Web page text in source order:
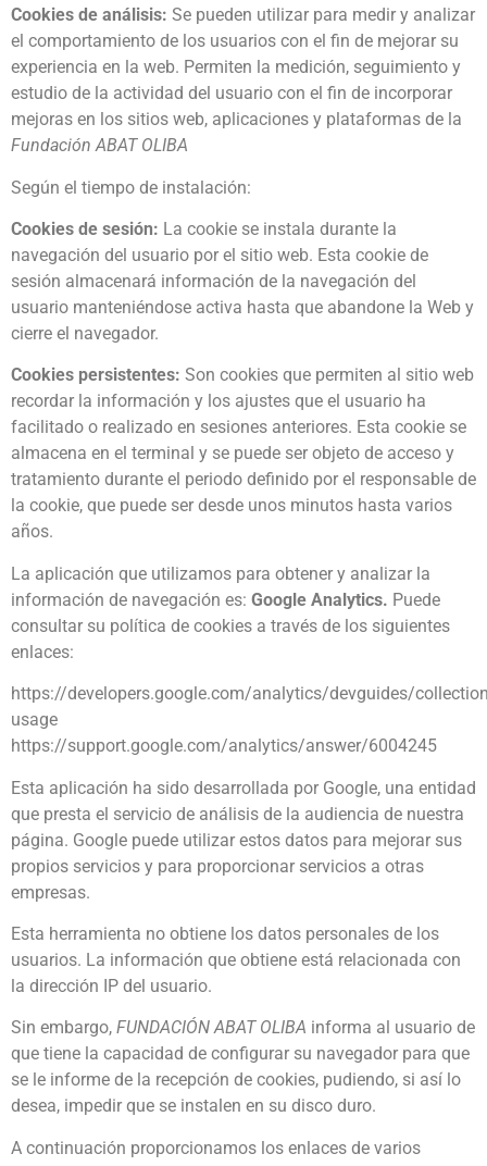
Cookies de análisis: Se pueden utilizar para medir y analizar
el comportamiento de los usuarios con el fin de mejorar su
experiencia en la web. Permiten la medición, seguimiento y
estudio de la actividad del usuario con el fin de incorporar
mejoras en los sitios web, aplicaciones y plataformas de la
Fundación ABAT OLIBA
Según el tiempo de instalación:
Cookies de sesión: La cookie se instala durante la
navegación del usuario por el sitio web. Esta cookie de
sesión almacenará información de la navegación del
usuario manteniéndose activa hasta que abandone la Web y
cierre el navegador.
Cookies persistentes: Son cookies que permiten al sitio web
recordar la información y los ajustes que el usuario ha
facilitado o realizado en sesiones anteriores. Esta cookie se
almacena en el terminal y se puede ser objeto de acceso y
tratamiento durante el periodo definido por el responsable de
la cookie, que puede ser desde unos minutos hasta varios
años.
La aplicación que utilizamos para obtener y analizar la
información de navegación es: Google Analytics. Puede
consultar su política de cookies a través de los siguientes
enlaces:
https://developers.google.com/analytics/devguides/
usage
https://support.google.com/analytics/answer/6004245
Esta aplicación ha sido desarrollada por Google, una entidad
que presta el servicio de análisis de la audiencia de nuestra
página. Google puede utilizar estos datos para mejorar sus
propios servicios y para proporcionar servicios a otras
empresas.
Esta herramienta no obtiene los datos personales de los
usuarios. La información que obtiene está relacionada con
la dirección IP del usuario.
Sin embargo, FUNDACIÓN ABAT OLIBA informa al usuario de
que tiene la capacidad de configurar su navegador para que
se le informe de la recepción de cookies, pudiendo, si así lo
desea, impedir que se instalen en su disco duro.
A continuación proporcionamos los enlaces de varios